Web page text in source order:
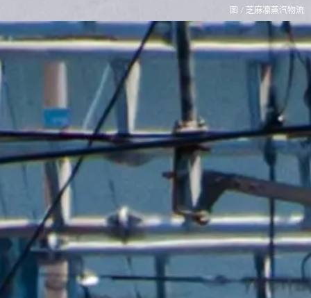
图 / 芝麻凛蒸汽物流